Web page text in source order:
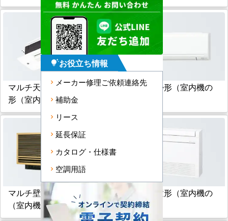
マルチ天井カセット小能力
形（室内機のみ）
マルチ壁掛形（室内機の
マルチ壁埋込形
（室内機のみ）
マルチ床置形（室内機の
み）
tips_and_updatesお役立ち情報
メーカー修理ご依頼連絡先
補助金
リース
延長保証
カタログ・仕様書
空調用語